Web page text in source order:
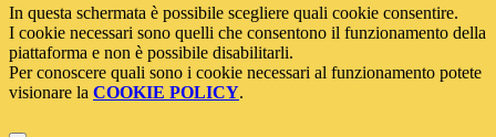
In questa schermata è possibile scegliere quali cookie consentire.
I cookie necessari sono quelli che consentono il funzionamento della
piattaforma e non è possibile disabilitarli.
Per conoscere quali sono i cookie necessari al funzionamento potete
visionare la COOKIE POLICY.